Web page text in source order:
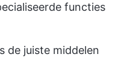
functies
de juiste middelen